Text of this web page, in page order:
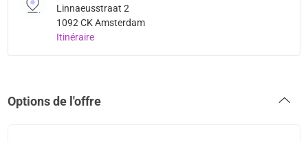
Linnaeusstraat 2
1092 CK Amsterdam
Itinéraire
Options de l'offre